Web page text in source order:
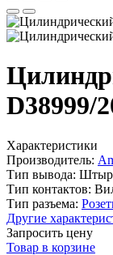
D38999/
Характеристики
Производитель:
Тип вывода:
Тип контактов:
Тип разъема:
Другие
Запросить цену
Товар в корзине